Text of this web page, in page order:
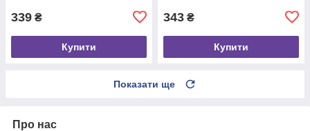
339 ₴
Купити
343 ₴
Купити
Показати ще
Про нас